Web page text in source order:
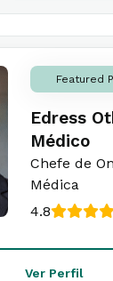
Featured
Edress
Médico
Chefe de
Médica
4.8
Ver Perfil